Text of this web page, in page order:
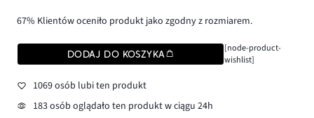
67% Klientów oceniło produkt jako zgodny z rozmiarem.
DODAJ DO KOSZYKA
[node-product-
wishlist]
1069 osób lubi ten produkt
183 osób oglądało ten produkt w ciągu 24h